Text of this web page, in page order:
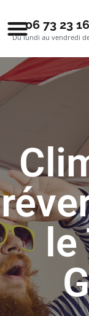
06 73 23
Du lundi au vendredi
le